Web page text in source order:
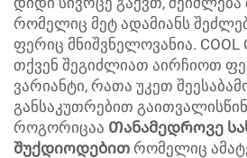
რომელიც მეტ ადამიანს
ფერიც მნიშვნელოვანია.
თქვენ შეგიძლიათ აირჩიოთ
ვარიანტი, რათა უკეთ
განსაკუთრებით
როგორიცაა Თანამედროვე
შუქდიოდებით რომელიც